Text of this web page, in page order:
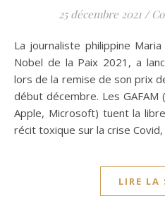
25 décembre 2021 /
La journaliste philippine Maria Ressa, 58 ans, lauréate du
Nobel de la Paix 2021, a
lors de la remise de son prix
début décembre. Les GAFAM
Apple, Microsoft) tuent la
récit toxique sur la crise
LIRE LA